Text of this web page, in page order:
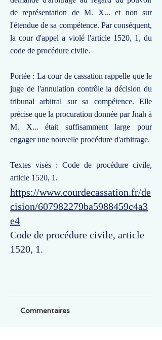
de représentation de M. X... et non sur
l'étendue de sa compétence. Par conséquent,
la cour d'appel a violé l'article 1520, 1, du
code de procédure civile.
Portée : La cour de cassation rappelle que le
juge de l'annulation contrôle la décision du
tribunal arbitral sur sa compétence. Elle
précise que la procuration donnée par Jnah à
M. X... était suffisamment large pour
engager une nouvelle procédure d'arbitrage.
Textes visés : Code de procédure civile,
article 1520, 1.
https://www.courdecassation.fr/de
cision/607982279ba5988459c4a3
e4
Code de procédure civile, article
1520, 1.
Commentaires